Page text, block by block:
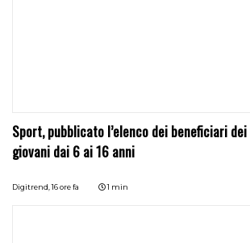
Sport, pubblicato l’elenco dei beneficiari
giovani dai 6 ai 16 anni
Digitrend,16 ore fa 1 min